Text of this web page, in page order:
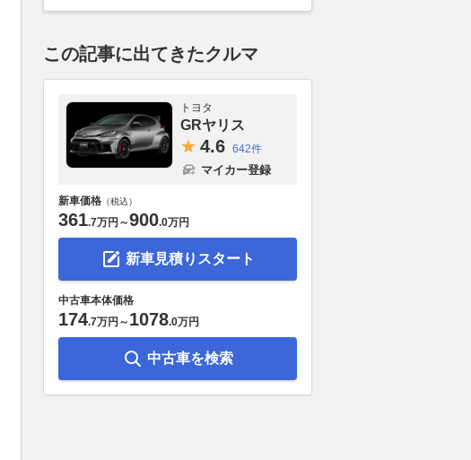
この記事に出てきたクルマ
トヨタ
GRヤリス
4.6 642件
マイカー登録
新車価格 （税込）
361.7万円 ～900.0万円
新車見積りスタート
中古車本体価格
174.7万円 ～ 1078.0万円
中古車を検索